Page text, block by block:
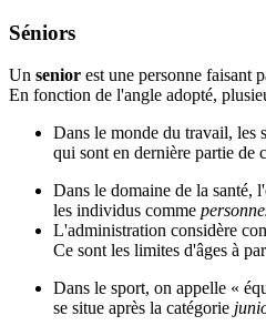
Séniors
Un senior est une personne faisant
En fonction de l'angle adopté,
Dans le monde du travail, les
qui sont en dernière partie de
Dans le domaine de la santé,
les individus comme
L'administration considère
Ce sont les limites d'âges à
Dans le sport, on appelle «
se situe après la catégorie